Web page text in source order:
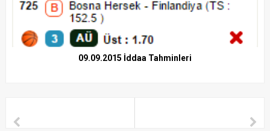
09.09.2015 İddaa Tahminleri